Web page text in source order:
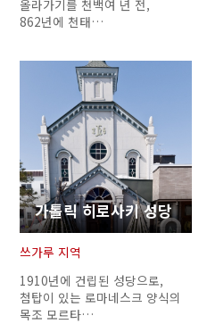
올라가기를 천백여 년 전,
862년에 천태…
가톨릭 히로사키 성당
쓰가루 지역
1910년에 건립된 성당으로,
첨탑이 있는 로마네스크 양식의
목조 모르타…